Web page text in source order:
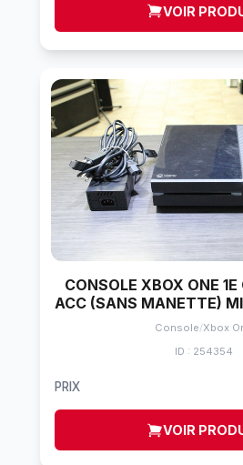
VOIR
CONSOLE XBOX ONE
ACC (SANS MANETTE)
Console/Xbox
ID : 254354
PRIX
VOIR